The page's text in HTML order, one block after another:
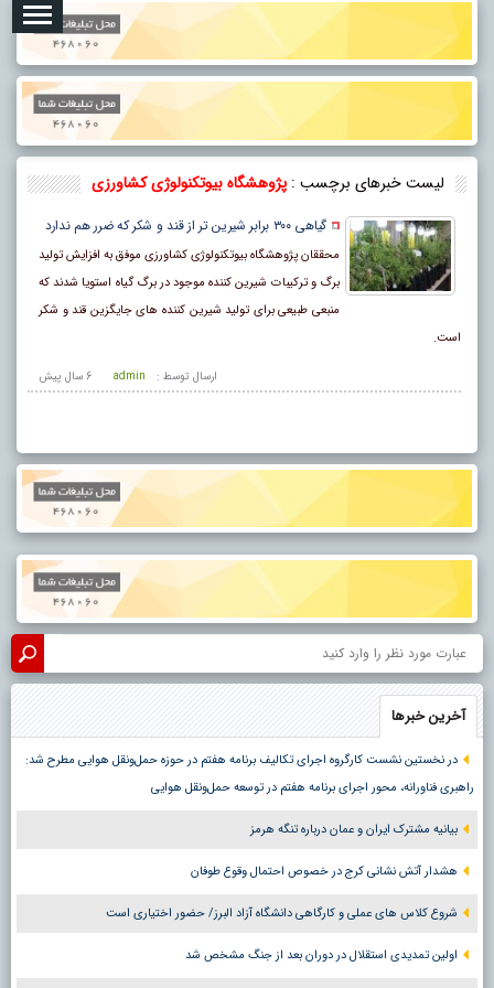
لیست خبرهای برچسب : پژوهشگاه بیوتکنولوژی کشاورزی
گیاهی ۳۰۰ برابر شیرین تر از قند و شکر که ضرر هم ندارد
محققان پژوهشگاه بیوتکنولوژی کشاورزی موفق به افزایش تولید
برگ و ترکیبات شیرین کننده موجود در برگ گیاه استویا شدند که
منبعی طبیعی برای تولید شیرین کننده های جایگزین قند و شکر
است.
6 سال پيش ارسال توسط : admin
آخرین خبرها
در نخستین نشست کارگروه اجرای تکالیف برنامه هفتم در حوزه حمل‌ونقل هوایی مطرح شد:
راهبری فناورانه، محور اجرای برنامه هفتم در توسعه حمل‌ونقل هوایی
بیانیه مشترک ایران و عمان درباره تنگه هرمز
هشدار آتش نشانی کرج در خصوص احتمال وقوع طوفان
شروع کلاس های عملی و کارگاهی دانشگاه آزاد البرز/ حضور اختیاری است
اولین تمدیدی استقلال در دوران بعد از جنگ مشخص شد